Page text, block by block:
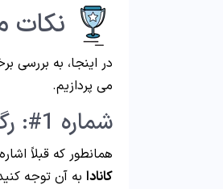
نکات
در اینجا، به بررسی
می پردازیم.
شماره 1#: رگولاتوری بروکرهای فارکس در کانادا
همانطور که قبلاً
کانادا به آن توجه